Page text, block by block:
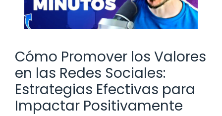
Cómo Promover los Valores
en las Redes Sociales:
Estrategias Efectivas para
Impactar Positivamente